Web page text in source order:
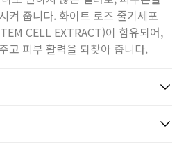
켜 줍니다. 화이트 로즈 줄기세포
CELL EXTRACT)이 함유되어,
고 피부 활력을 되찾아 줍니다.